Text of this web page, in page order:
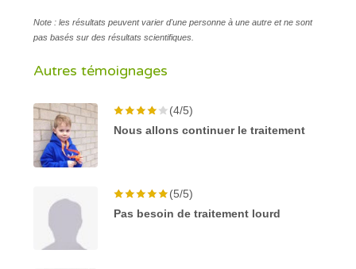
Note : les résultats peuvent varier d'une personne à une autre et ne sont
pas basés sur des résultats scientifiques.
Autres témoignages
(4/5)
Nous allons continuer le traitement
(5/5)
Pas besoin de traitement lourd